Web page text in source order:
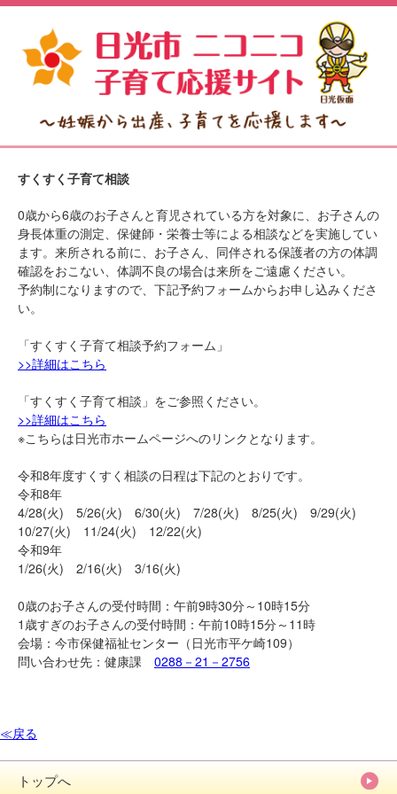
すくすく子育て相談
0歳から6歳のお子さんと育児されている方を対象に、お子さんの
身長体重の測定、保健師・栄養士等による相談などを実施してい
ます。来所される前に、お子さん、同伴される保護者の方の体調
確認をおこない、体調不良の場合は来所をご遠慮ください。
予約制になりますので、下記予約フォームからお申し込みくださ
い。
「すくすく子育て相談予約フォーム」
>>詳細はこちら
「すくすく子育て相談」をご参照ください。
>>詳細はこちら
※こちらは日光市ホームページへのリンクとなります。
令和8年度すくすく相談の日程は下記のとおりです。
令和8年
4/28(火) 5/26(火) 6/30(火) 7/28(火) 8/25(火) 9/29(火)
10/27(火) 11/24(火) 12/22(火)
令和9年
1/26(火) 2/16(火) 3/16(火)
0歳のお子さんの受付時間：午前9時30分～10時15分
1歳すぎのお子さんの受付時間：午前10時15分～11時
会場：今市保健福祉センター（日光市平ケ崎109）
問い合わせ先：健康課 0288－21－2756
≪戻る
トップへ